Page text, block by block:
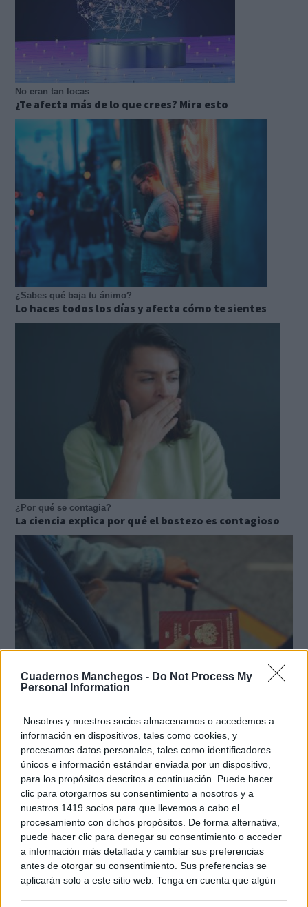
Cuadernos Manchegos - Do Not Process My
Personal Information
Nosotros y nuestros socios almacenamos o accedemos a
información en dispositivos, tales como cookies, y
procesamos datos personales, tales como identificadores
únicos e información estándar enviada por un dispositivo,
para los propósitos descritos a continuación. Puede hacer
clic para otorgarnos su consentimiento a nosotros y a
nuestros 1419 socios para que llevemos a cabo el
procesamiento con dichos propósitos. De forma alternativa,
puede hacer clic para denegar su consentimiento o acceder
a información más detallada y cambiar sus preferencias
antes de otorgar su consentimiento. Sus preferencias se
aplicarán solo a este sitio web. Tenga en cuenta que algún
No eran tan locas
¿Te afecta más de lo que crees? Mira esto
¿Sabes qué baja tu ánimo?
Lo haces todos los días y afecta cómo te sientes
¿Por qué se contagia?
La ciencia explica por qué el bostezo es contagioso
Pasaportes que abren puertas
Los pasaportes más poderosos del mundo, ¿está el
tuyo?